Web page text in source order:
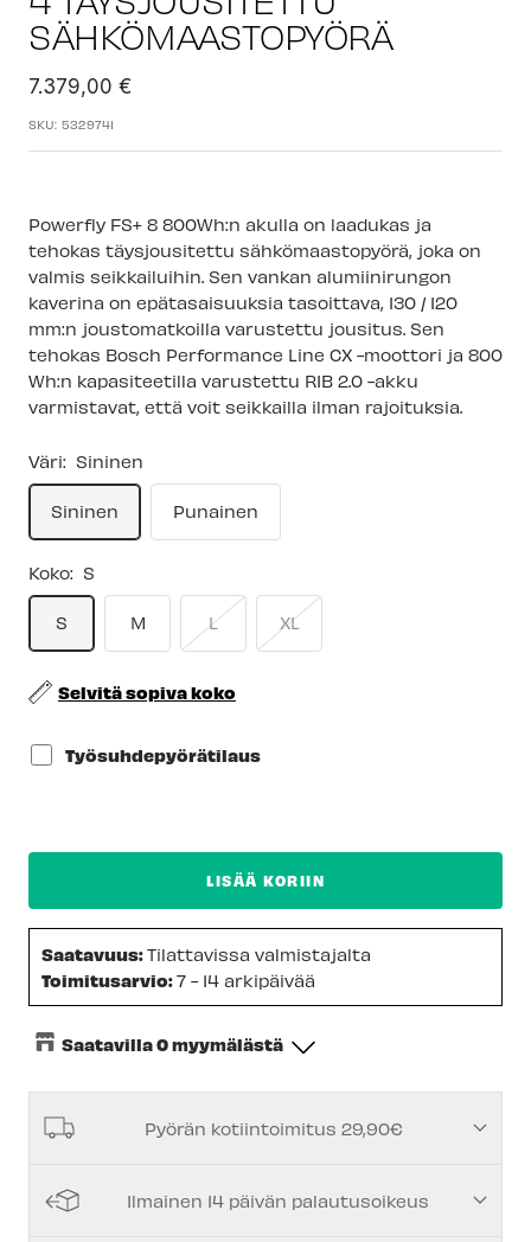
SÄHKÖMAASTOPYÖRÄ
Alennushinta
7.379,00 €
SKU:5329741
Powerfly FS+ 8 800Wh:n akulla on laadukas ja
tehokas täysjousitettu sähkömaastopyörä, joka on
valmis seikkailuihin. Sen vankan alumiinirungon
kaverina on epätasaisuuksia tasoittava, 130 / 120
mm:n joustomatkoilla varustettu jousitus. Sen
tehokas Bosch Performance Line CX -moottori ja 800
Wh:n kapasiteetilla varustettu RIB 2.0 -akku
varmistavat, että voit seikkailla ilman rajoituksia.
Väri: Sininen
Sininen Punainen
Koko: S
S M L XL
Selvitä sopiva koko
Työsuhdepyörätilaus
LISÄÄ KORIIN
Saatavuus:Tilattavissa valmistajalta
Toimitusarvio:7 - 14 arkipäivää
Saatavilla 0 myymälästä
Keskusvarasto-Tilapäisesti loppu
Espoon Myymälä- Tilapäisesti loppu
Pyörän kotiintoimitus 29,90€
Ilmainen 14 päivän palautusoikeus